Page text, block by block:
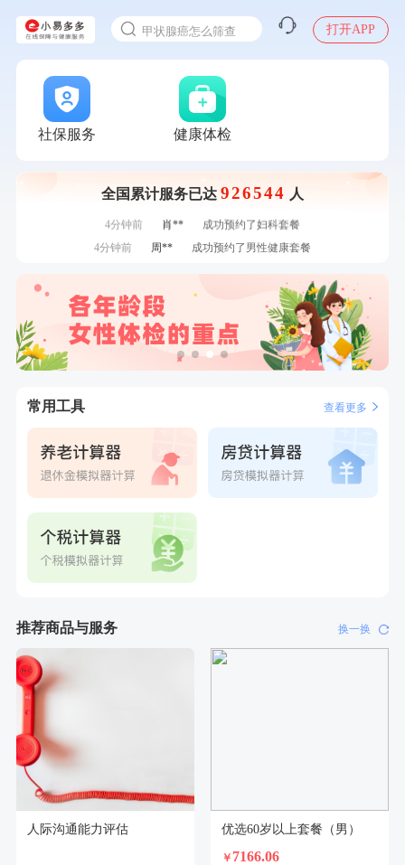
甲状腺癌怎么筛查
打开APP
社保服务 健康体检
全国累计服务已达 926544 人
7分钟前
苗**
成功预约了男性婚前体检基础套餐
刚刚
戴*
购买了便携式手持小风扇
刚刚
戴*
购买了便携式手持小风扇
刚刚
购买了联创雅斯奶锅DF-CP103M
购买了联创雅斯奶锅DF-CP103M
1分钟前
成功预约青春体检卡（女）
购买了公牛环球旅行转换器—L07
2分钟前
谭**
购买了中粮可益康红豆薏米粉500g
4分钟前
肖**
成功预约了妇科套餐
4分钟前
周**
成功预约了男性健康套餐
购买了K3颈椎按摩仪（浅灰色）
7分钟前
柯**
成功预约了关怀老人B套餐
7分钟前
苗**
成功预约了男性婚前体检基础套餐
购买了便携式手持小风扇
常用工具 查看更多
推荐商品与服务 换一换
人际沟通能力评估 优选60岁以上套餐（男）
￥ 7166.06